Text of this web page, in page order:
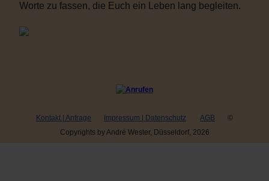
Worte zu fassen, die Euch ein Leben lang begleiten.
Kontakt | Anfrage Impressum | Datenschutz AGB
©
Copyrights by André Wester, Düsseldorf, 2026